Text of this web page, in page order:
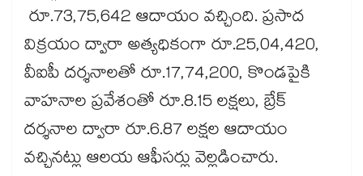
రూ.73,75,642 ఆదాయం వచ్చింది. ప్రసాద
విక్రయం ద్వారా అత్యధికంగా రూ.25,04,420,
వీఐపీ దర్శనాలతో రూ.17,74,200, కొండపైకి
వాహనాల ప్రవేశంతో రూ.8.15 లక్షలు, బ్రేక్
దర్శనాల ద్వారా రూ.6.87 లక్షల ఆదాయం
వచ్చినట్లు ఆలయ ఆఫీసర్లు వెల్లడించారు.